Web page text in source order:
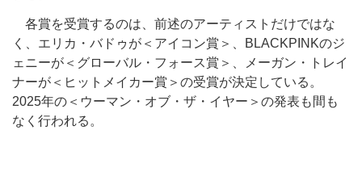
各賞を受賞するのは、前述のアーティストだけではな
く、エリカ・バドゥが＜アイコン賞＞、BLACKPINKのジ
ェニーが＜グローバル・フォース賞＞、メーガン・トレイ
ナーが＜ヒットメイカー賞＞の受賞が決定している。
2025年の＜ウーマン・オブ・ザ・イヤー＞の発表も間も
なく行われる。